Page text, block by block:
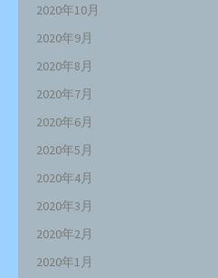
2020年10月
2020年9月
2020年8月
2020年7月
2020年6月
2020年5月
2020年4月
2020年3月
2020年2月
2020年1月